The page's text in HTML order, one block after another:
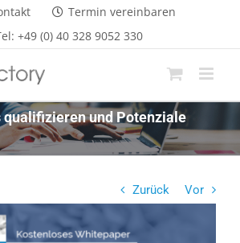
Termin vereinbaren
+49 (0) 40 328 9052 330
qualifizieren und Potenziale
Zurück
Vor